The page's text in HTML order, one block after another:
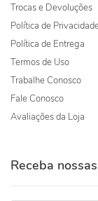
Trocas e Devoluções
Política de
Política de Entrega
Termos de Uso
Trabalhe Conosco
Fale Conosco
Avaliações da Loja
Receba